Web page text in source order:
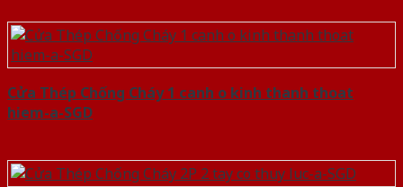
Cửa Thép Chống Cháy 1 canh o kinh thanh thoat
hiem-a-SGD